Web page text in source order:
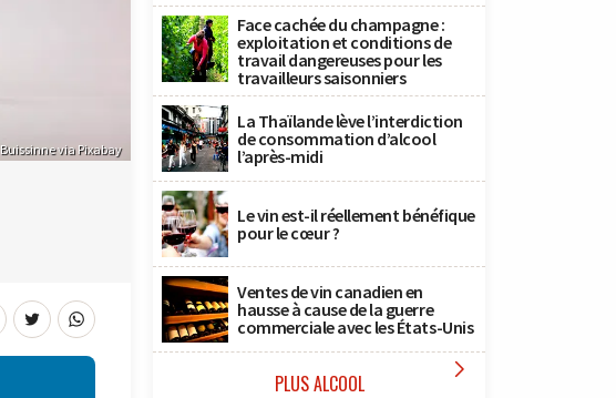
via Pixabay
Face cachée du champagne :
exploitation et conditions de
travail dangereuses pour les
travailleurs saisonniers
La Thaïlande lève l’interdiction
de consommation d’alcool
l’après-midi
Le vin est-il réellement bénéfique
pour le cœur ?
Ventes de vin canadien en
hausse à cause de la guerre
commerciale avec les États-Unis
PLUS ALCOOL 